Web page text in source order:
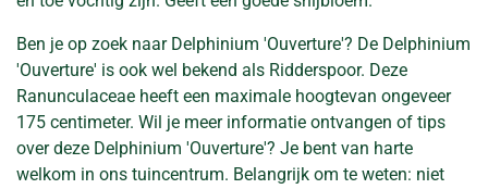
Ben je op zoek naar Delphinium 'Ouverture'? De Delphinium
'Ouverture' is ook wel bekend als Ridderspoor. Deze
Ranunculaceae heeft een maximale hoogtevan ongeveer
175 centimeter. Wil je meer informatie ontvangen of tips
over deze Delphinium 'Ouverture'? Je bent van harte
welkom in ons tuincentrum. Belangrijk om te weten: niet